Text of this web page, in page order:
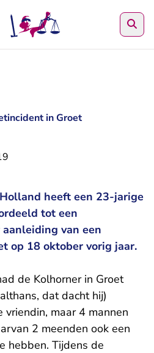
in Groet
heeft een 23-jarige
tot een
van een
op 18 oktober vorig jaar.
de Kolhorner in Groet
dat dacht hij)
vriendin, maar 4 mannen
2 meenden ook een
hebben. Tijdens de